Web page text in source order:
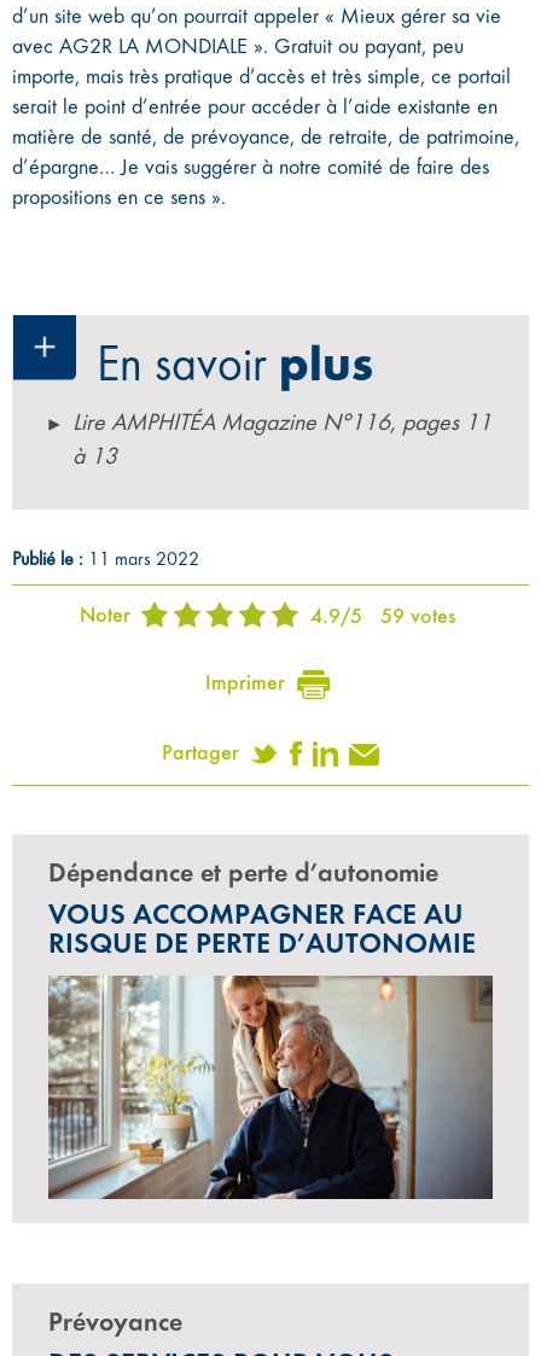
d’un site web qu’on pourrait appeler « Mieux gérer sa vie
avec AG2R LA MONDIALE ». Gratuit ou payant, peu
importe, mais très pratique d’accès et très simple, ce portail
serait le point d’entrée pour accéder à l’aide existante en
matière de santé, de prévoyance, de retraite, de patrimoine,
d’épargne… Je vais suggérer à notre comité de faire des
propositions en ce sens ».
En savoir plus
Lire AMPHITÉA Magazine N°116, pages 11
à 13
Publié le : 11 mars 2022
Noter 4.9/5 59 votes
Imprimer
Partager
Dépendance et perte d’autonomie
VOUS ACCOMPAGNER FACE AU
RISQUE DE PERTE D’AUTONOMIE
Prévoyance